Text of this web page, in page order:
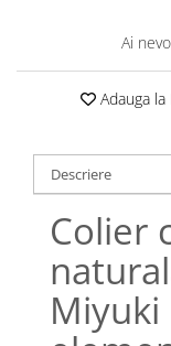
Lănțișoare cu
Lănțișoare cu Zodii
Lănțișoare cu
Lănțișoare cu
Lănțișoare Argint
COLIERE CU PERLE
Coliere cu Perle
Coliere cu Perle
COLIERE ȘNUR
Ai
Adauga la
Descriere
Colier